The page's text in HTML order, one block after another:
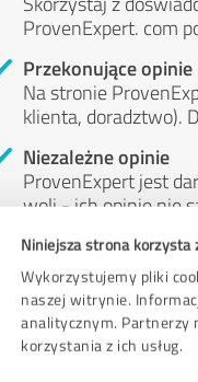
Niniejsza strona korzysta
Wykorzystujemy pliki
naszej witrynie.
analitycznym. Partnerzy
korzystania z ich usług.
ProvenExpert. com
Przekonujące
Na stronie
klienta, doradztwo).
Niezależne opinie
ProvenExpert jest
woli - ich opinie nie